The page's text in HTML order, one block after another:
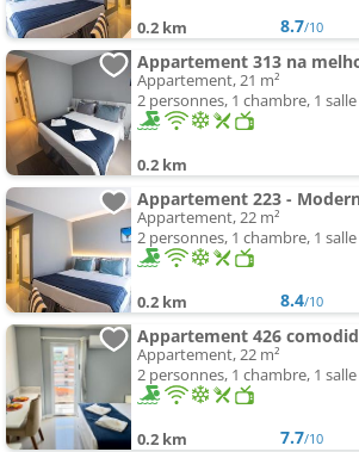
0.2 km 8.7/10
Appartement, 21 m²
2 personnes, 1 chambre, 1
0.2 km
Appartement, 22 m²
2 personnes, 1 chambre, 1
0.2 km 8.4/10
Appartement, 22 m²
2 personnes, 1 chambre, 1
0.2 km 7.7/10